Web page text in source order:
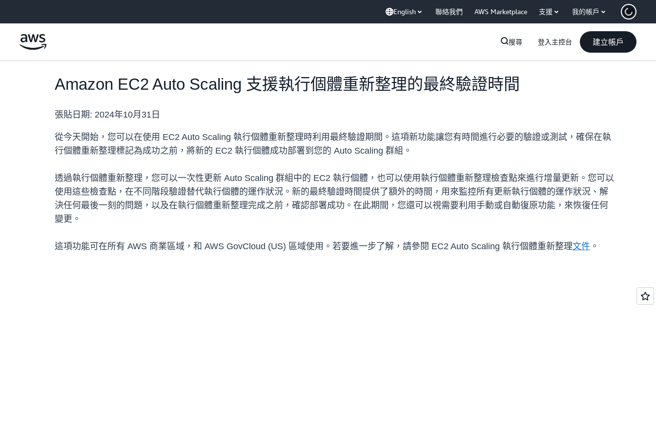
English 聯絡我們 AWS Marketplace 支援 我的帳戶
搜尋 登入主控台 建立帳戶
Amazon EC2 Auto Scaling 支援執行個體重新整理的最終驗證時間
張貼日期: 2024年10月31日
從今天開始，您可以在使用 EC2 Auto Scaling 執行個體重新整理時利用最終驗證期間。這項新功能讓您有時間進行必要的驗證或測試，確保在執
行個體重新整理標記為成功之前，將新的 EC2 執行個體成功部署到您的 Auto Scaling 群組。
透過執行個體重新整理，您可以一次性更新 Auto Scaling 群組中的 EC2 執行個體，也可以使用執行個體重新整理檢查點來進行增量更新。您可以
使用這些檢查點，在不同階段驗證替代執行個體的運作狀況。新的最終驗證時間提供了額外的時間，用來監控所有更新執行個體的運作狀況、解
決任何最後一刻的問題，以及在執行個體重新整理完成之前，確認部署成功。在此期間，您還可以視需要利用手動或自動復原功能，來恢復任何
變更。
這項功能可在所有 AWS 商業區域，和 AWS GovCloud (US) 區域使用。若要進一步了解，請參閱 EC2 Auto Scaling 執行個體重新整理文件 。